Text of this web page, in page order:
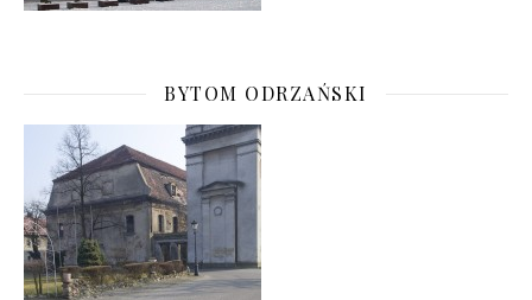
BYTOM ODRZAŃSKI